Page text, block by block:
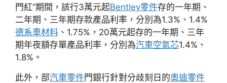
門紅”期間，該行3萬元起Bentley零件存的一年期、
二年期、三年期存款產品利率，分別為1.3%、1.4%
德系車材料 、1.75%，20萬元起存的一年期、三年
期年夜額存單產品利率，分別為汽車空氣芯1.4%、
1.8%。
此外，部汽車零件門銀行針對分歧刻日的奧迪零件